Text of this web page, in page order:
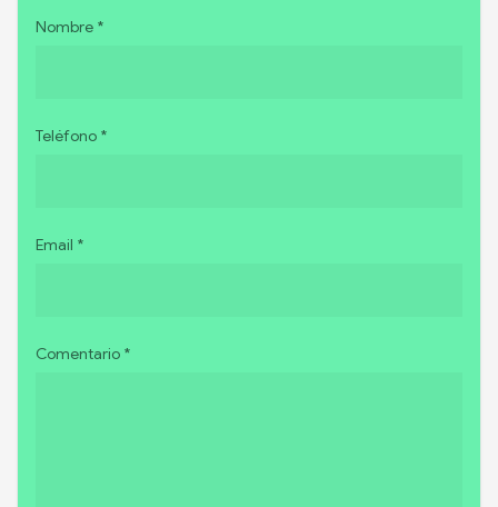
Nombre *
Teléfono *
Email *
Comentario *